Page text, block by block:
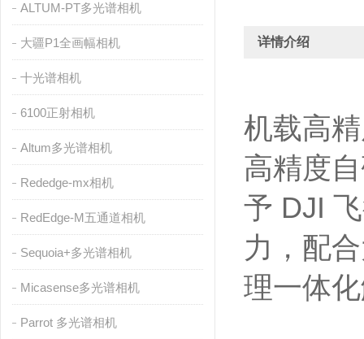
ALTUM-PT多光谱相机
大疆P1全画幅相机
十光谱相机
6100正射相机
Altum多光谱相机
Rededge-mx相机
RedEdge-M五通道相机
Sequoia+多光谱相机
Micasense多光谱相机
Parrot 多光谱相机
详情介绍
机载高
高精度
予 DJI
力，配
理一体